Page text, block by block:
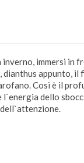
immersi
appunto,
Così è il
dello